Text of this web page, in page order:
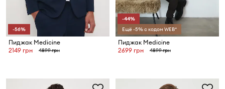
-56%
Пиджак Medicine
2149 грн
4899 грн
-44%
Ещё -5% с кодом WEB*
Пиджак Medicine
2699 грн
4899 грн